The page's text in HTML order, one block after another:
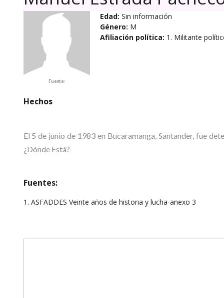
Fuente:
Edad: Sin información
Género: M
Afiliación política: 1. Militante
Hechos
El 5 de junio de 1983 en Bucaramanga, Santander, fue
¿Dónde Está?
Fuentes:
1. ASFADDES Veinte años de historia y lucha-anexo 3